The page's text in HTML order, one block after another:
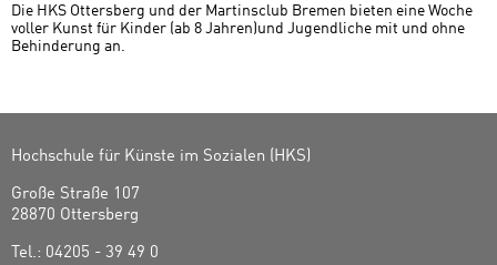
Die HKS Ottersberg und der Martinsclub Bremen bieten eine Woche
voller Kunst für Kinder (ab 8 Jahren)und Jugendliche mit und ohne
Behinderung an.
Hochschule für Künste im Sozialen (HKS)
Große Straße 107
28870 Ottersberg
Tel.: 04205 - 39 49 0